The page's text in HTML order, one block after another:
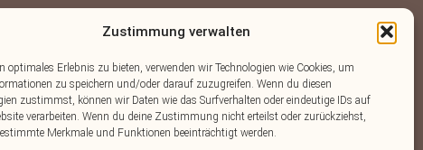
Zustimmung verwalten
optimales Erlebnis zu bieten, verwenden wir Technologien wie Cookies, um
zu speichern und/oder darauf zuzugreifen. Wenn du diesen
zustimmst, können wir Daten wie das Surfverhalten oder eindeutige IDs auf
verarbeiten. Wenn du deine Zustimmung nicht erteilst oder zurückziehst,
Merkmale und Funktionen beeinträchtigt werden.
©OpenStreetMapcontributors. ·Lösung von Dr. DSGVO